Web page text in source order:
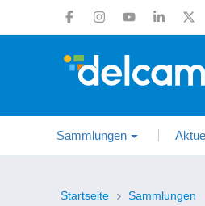
Sammlungen
Startseite Sammlungen